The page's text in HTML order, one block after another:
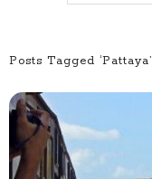
Posts Tagged ‘Pattaya’